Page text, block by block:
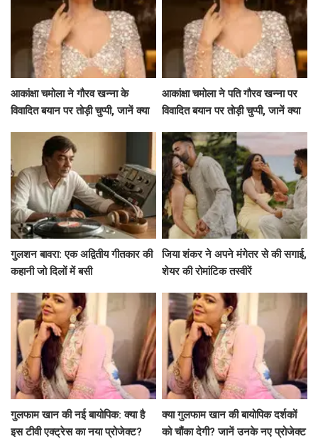
आकांक्षा चमोला ने गौरव खन्ना के
विवादित बयान पर तोड़ी चुप्पी, जानें क्या
आकांक्षा चमोला ने पति गौरव खन्ना पर
विवादित बयान पर तोड़ी चुप्पी, जानें क्या
गुलशन बावरा: एक अद्वितीय गीतकार की
कहानी जो दिलों में बसी
जिया शंकर ने अपने मंगेतर से की सगाई,
शेयर की रोमांटिक तस्वीरें
गुलफाम खान की नई बायोपिक: क्या है
इस टीवी एक्ट्रेस का नया प्रोजेक्ट?
क्या गुलफाम खान की बायोपिक दर्शकों
को चौंका देगी? जानें उनके नए प्रोजेक्ट